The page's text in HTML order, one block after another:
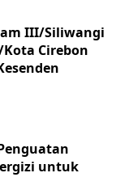
III/Siliwangi
Kota Cirebon
untuk